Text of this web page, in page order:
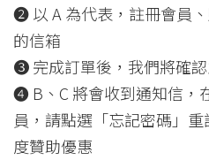
❷ 以 A 為代表，註冊會員
的信箱
❸ 完成訂單後，我們將確
❹ B、C 將會收到通知信，
員，請點選「忘記密碼」
度贊助優惠